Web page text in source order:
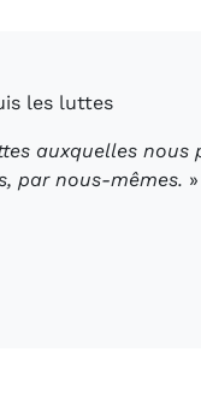
les luttes
auxquelles
par nous-mêmes. »